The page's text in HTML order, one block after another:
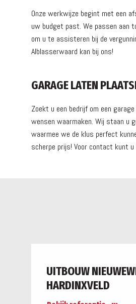
Onze werkwijze begint met een
uw budget past. We passen aan
om u te assisteren bij de
Alblasserwaard kan bij ons!
GARAGE LATEN
Zoekt u een bedrijf om een
wensen waarmaken. Wij staan u
waarmee we de klus perfect
scherpe prijs! Voor contact kunt
UITBOUW
HARDINXVELD